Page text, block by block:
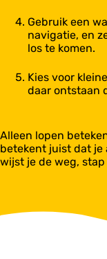
Gebruik een
navigatie, en
los te komen.
Kies voor
daar ontstaan
Alleen lopen
betekent juist dat je
wijst je de weg,